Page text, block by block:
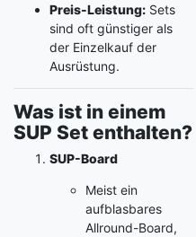
Preis-Leistung: Sets
sind oft günstiger als
der Einzelkauf der
Ausrüstung.
Was ist in einem
SUP Set enthalten?
SUP-Board
Meist ein
aufblasbares
Allround-Board,